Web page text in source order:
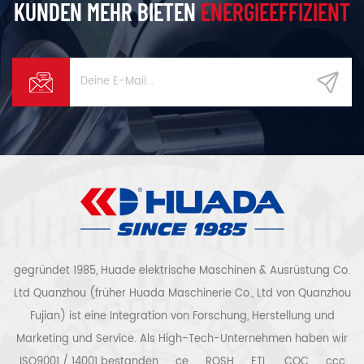
KUNDEN MEHR BIETENENERGIEEFFIZIENT
gegründet 1985, Huade elektrische Maschinen & Ausrüstung Co.
Ltd Quanzhou (früher Huada Maschinerie Co., Ltd von Quanzhou
Fujian) ist eine Integration von Forschung, Herstellung und
Marketing und Service. Als High-Tech-Unternehmen haben wir